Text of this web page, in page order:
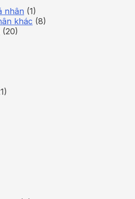
nhân (1)
khác (8)
(20)